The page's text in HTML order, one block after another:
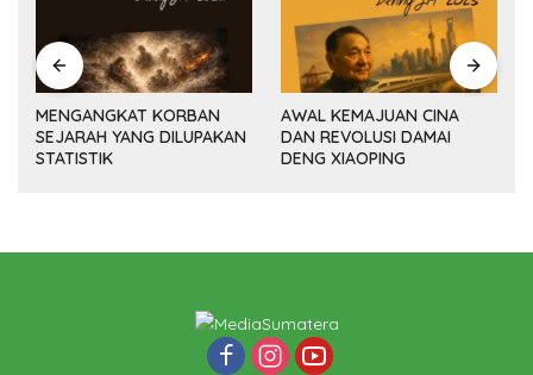
MENGANGKAT KORBAN
SEJARAH YANG DILUPAKAN
STATISTIK
AWAL KEMAJUAN CINA
DAN REVOLUSI DAMAI
DENG XIAOPING